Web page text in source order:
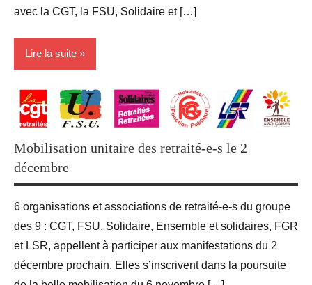
avec la CGT, la FSU, Solidaire et […]
Lire la suite
Blog
groupe
Revendications
Mobilisation unitaire des retraité-e-s le 2
décembre
6 organisations et associations de retraité-e-s du groupe
des 9 : CGT, FSU, Solidaire, Ensemble et solidaires, FGR
et LSR, appellent à participer aux manifestations du 2
décembre prochain. Elles s’inscrivent dans la poursuite